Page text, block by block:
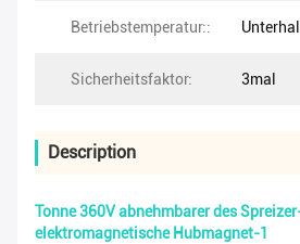
Betriebstemperatur::
Sicherheitsfaktor: 3mal
Description
Tonne 360V abnehmbarer des
elektromagnetische Hubmagnet-1